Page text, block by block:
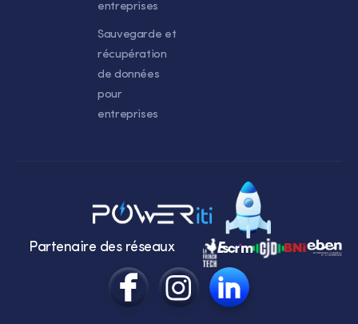
entreprises
Sauvegarde et
récupération
de données
pour
entreprises
Partenaire des réseaux